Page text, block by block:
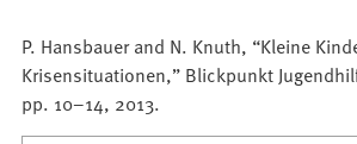
P. Hansbauer and N. Knuth, “Kleine
Krisensituationen,” Blickpunkt
pp. 10–14, 2013.